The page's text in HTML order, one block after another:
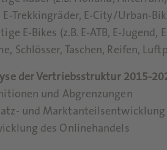
E-Trekkingräder, E-City/Urban-
E-Bikes (z.B. E-ATB, E-Jugend,
Schlösser, Taschen, Reifen,
der Vertriebsstruktur 2015-
und Abgrenzungen
und Marktanteilsentwicklung
des Onlinehandels